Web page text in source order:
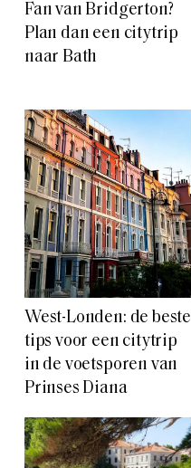
Fan van Bridgerton?
Plan dan een citytrip
naar Bath
West-Londen: de beste
tips voor een citytrip
in de voetsporen van
Prinses Diana